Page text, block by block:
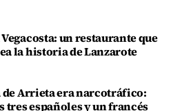
un restaurante que
la historia de Lanzarote
de Arrieta era narcotráfico:
tres españoles y un francés